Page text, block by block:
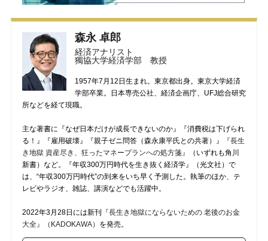
森永 卓郎
経済アナリスト
獨協大学経済学部 教授
1957年7月12日生まれ。東京都出身。東京大学経済
学部卒業。日本専売公社、経済企画庁、UFJ総合研究
所などを経て現職。
主な著書に『なぜ日本だけが成長できないのか』『消費税は下げられ
る！』『雇用破壊』『親子ゼニ問答（森永康平氏との共著）』
『長生
き地獄 資産尽き、狂ったマネープランへの処方箋』
（いずれも角川
新書）など。『年収300万円時代を生き抜く経済学』（光文社）で
は、“年収300万円時代”の到来をいち早く予測した。執筆のほか、テ
レビやラジオ、雑誌、講演などでも活躍中。
2022年3月28日には新刊
『長生き地獄にならないための 老後のお金
大全』（KADOKAWA） を発売。